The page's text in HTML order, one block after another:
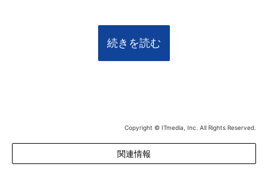
続きを読む
Copyright © ITmedia, Inc. All Rights Reserved.
関連情報